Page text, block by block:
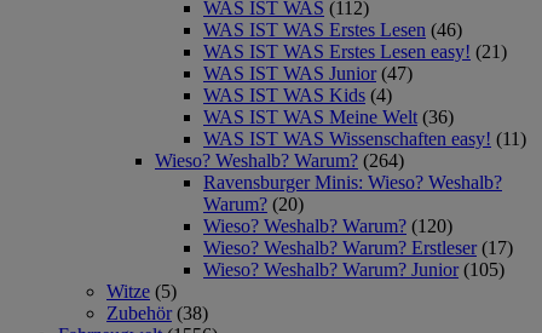
WAS IST WAS (112)
WAS IST WAS Erstes Lesen (46)
WAS IST WAS Erstes Lesen easy! (21)
WAS IST WAS Junior (47)
WAS IST WAS Kids (4)
WAS IST WAS Meine Welt (36)
WAS IST WAS Wissenschaften easy! (11)
Wieso? Weshalb? Warum? (264)
Ravensburger Minis: Wieso? Weshalb?
Warum? (20)
Wieso? Weshalb? Warum? (120)
Wieso? Weshalb? Warum? Erstleser (17)
Wieso? Weshalb? Warum? Junior (105)
Witze (5)
Zubehör (38)